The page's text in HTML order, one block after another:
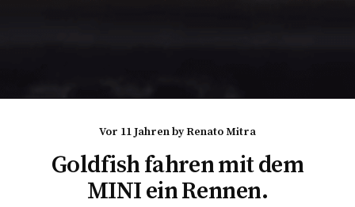
vor 11 JahrenbyRenato Mitra
Goldfish fahren mit dem
MINI ein Rennen.